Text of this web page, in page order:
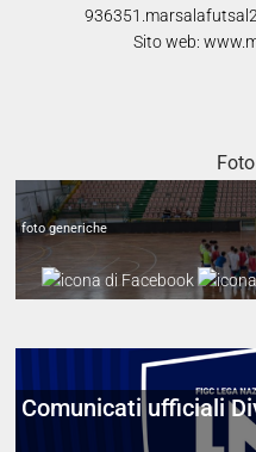
Sito web:
Alcuni scatti
foto generiche
Comunicati ufficiali